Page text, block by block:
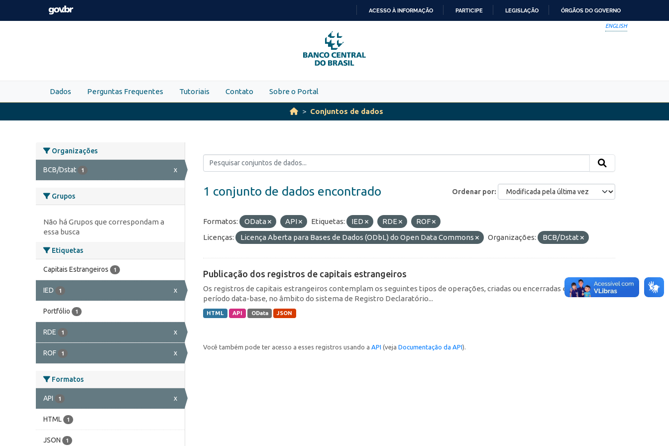
Skip to main content
PARA
O
CONTEÚDO
ACESSO À INFORMAÇÃO PARTICIPE LEGISLAÇÃO ÓRGÃOS DO GOVERNO
ENGLISH
Dados Perguntas Frequentes Tutoriais Contato Sobre o Portal
Conjuntos de dados
Organizações
BCB/Dstat 1 x
Grupos
Não há Grupos que correspondam a
essa busca
Etiquetas
Capitais Estrangeiros 1
IED 1 x
Portfólio 1
RDE 1 x
ROF 1 x
Formatos
API 1 x
HTML 1
JSON 1
Ordenar por
1 conjunto de dados encontrado
Formatos: OData API Etiquetas: IED RDE
ROF
Licenças:
Licença Aberta para Bases de Dados (ODbL) do Open Data Commons Organizações: BCB/Dstat
Publicação dos registros de capitais estrangeiros
Os registros de capitais estrangeiros contemplam os seguintes tipos de operações, criadas ou encerradas em cada
período data-base, no âmbito do sistema de Registro Declaratório...
HTML API OData JSON
Você também pode ter acesso a esses registros usando a API (veja Documentação da API).